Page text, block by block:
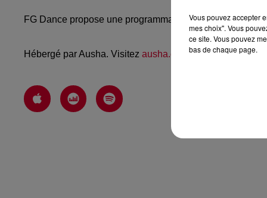
FG Dance propose une programmation dance, EDM,
Hébergé par Ausha. Visitez ausha.co/politique-de-
Vous pouvez accepter
mes choix". Vous
ce site. Vous pouvez
bas de chaque page.